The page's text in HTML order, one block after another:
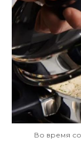
Во время